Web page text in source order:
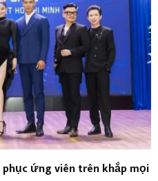
ứng viên trên khắp mọi